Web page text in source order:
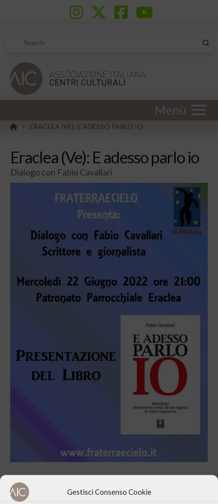
Gestisci Consenso Cookie
Search
Menù
HOME
> ERACLEA (VE): E ADESSO PARLO IO
Eraclea (Ve): E adesso parlo io
Dialogo con Fabio Cavallari